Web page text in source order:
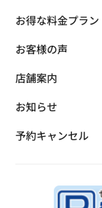
お得な料金プラン
お客様の声
店舗案内
お知らせ
予約キャンセル